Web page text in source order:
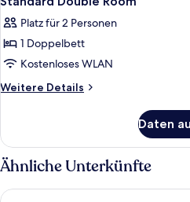
Fotos
für
Standard
Double
Room
Platz für 2 Personen
1 Doppelbett
Kostenloses WLAN
Weitere Details
Weitere
Double
Room
Daten
Ähnliche Unterkünfte
Scandic Veromies